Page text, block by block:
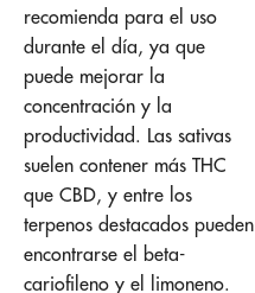
recomienda para el uso
durante el día, ya que
puede mejorar la
concentración y la
productividad. Las sativas
suelen contener más THC
que CBD, y entre los
terpenos destacados pueden
encontrarse el beta-
cariofileno y el limoneno.